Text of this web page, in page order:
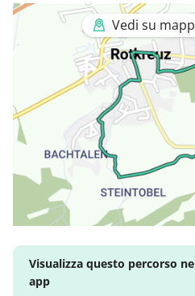
Vedi su
Visualizza questo percorso
app